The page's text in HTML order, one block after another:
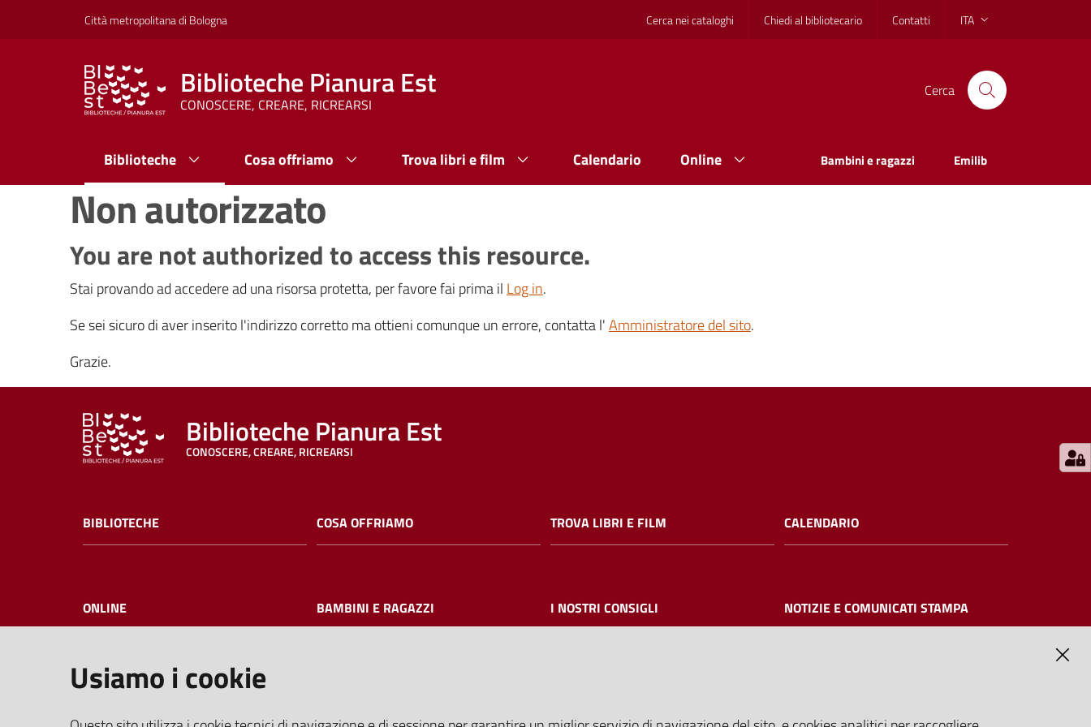
Vai al contenuto
Vai alla navigazioneCittà metropolitana di Bologna Cerca nei cataloghi Chiedi al bibliotecario Contatti ITA
Biblioteche Pianura Est
CONOSCERE, CREARE, RICREARSI
Cerca
Biblioteche Cosa offriamo Trova libri e film Calendario Online Bambini e ragazzi Emilib
Non autorizzato
You are not authorized to access this resource.
Stai provando ad accedere ad una risorsa protetta, per favore fai prima il Log in.
Se sei sicuro di aver inserito l'indirizzo corretto ma ottieni comunque un errore, contatta l'Amministratore del sito.
Grazie.
Biblioteche Pianura Est
CONOSCERE, CREARE, RICREARSI
BIBLIOTECHE COSA OFFRIAMO TROVA LIBRI E FILM CALENDARIO
ONLINE BAMBINI E RAGAZZI I NOSTRI CONSIGLI NOTIZIE E COMUNICATI STAMPA
I NOSTRI EVENTI
Usiamo i cookie